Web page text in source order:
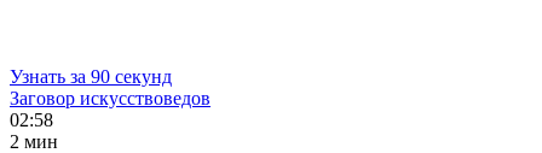
Узнать за 90 секунд
Заговор искусствоведов
02:58
2 мин